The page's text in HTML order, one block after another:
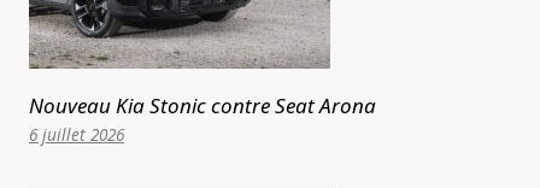
Nouveau Kia Stonic contre Seat Arona
6 juillet 2026